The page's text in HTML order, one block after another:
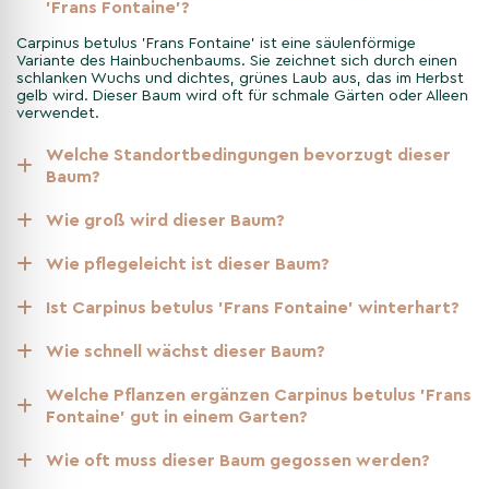
weiblichen Blüten. Danach bildet die Säulen-Hainbuche
erst im Mai zeigen. Danach entwickelt sich die Frucht der
Hainbuche - die Flügelnuss, die im September oder Oktober
ihre Reife erreicht. Die Früchte der Säulen-Hainbuche werden
von einem Blatt umgeben, das den Samenkernen als Flügel
dient, wodurch die Samen eine größere Reichweite haben. Die
Frucht der Hainbuche Frans Fontaine bleibt aber auch im
wichtige Nahrungsquelle.
Standort für die Hainbuche Frans
Fontaine?
Die Hainbuche Frans Fontaine ist ziemlich anspruchslos und
man sie in einem lehmigen bis sandigen Boden besonders
glücklich machen. Die Säulen-Hainbuche bevorzugt einen
Kalte Temperaturen schaden diesem pflegeleichten, attraktiven
'Frans Fontaine'?
Carpinus betulus 'Frans Fontaine' ist eine säulenförmige
Variante des Hainbuchenbaums. Sie zeichnet sich durch einen
schlanken Wuchs und dichtes, grünes Laub aus, das im Herbst
gelb wird. Dieser Baum wird oft für schmale Gärten oder Alleen
verwendet.
Welche Standortbedingungen bevorzugt dieser
Baum?
Wie groß wird dieser Baum?
Wie pflegeleicht ist dieser Baum?
Ist Carpinus betulus 'Frans Fontaine' winterhart?
Wie schnell wächst dieser Baum?
Welche Pflanzen ergänzen Carpinus betulus 'Frans
Fontaine' gut in einem Garten?
Wie oft muss dieser Baum gegossen werden?